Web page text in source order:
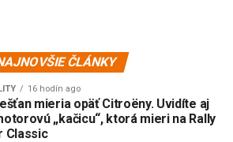
ČLÁNKY
16 hodín ago
mieria opäť Citroëny. Uvidíte aj
„kačicu“, ktorá mieri na Rally
Classic